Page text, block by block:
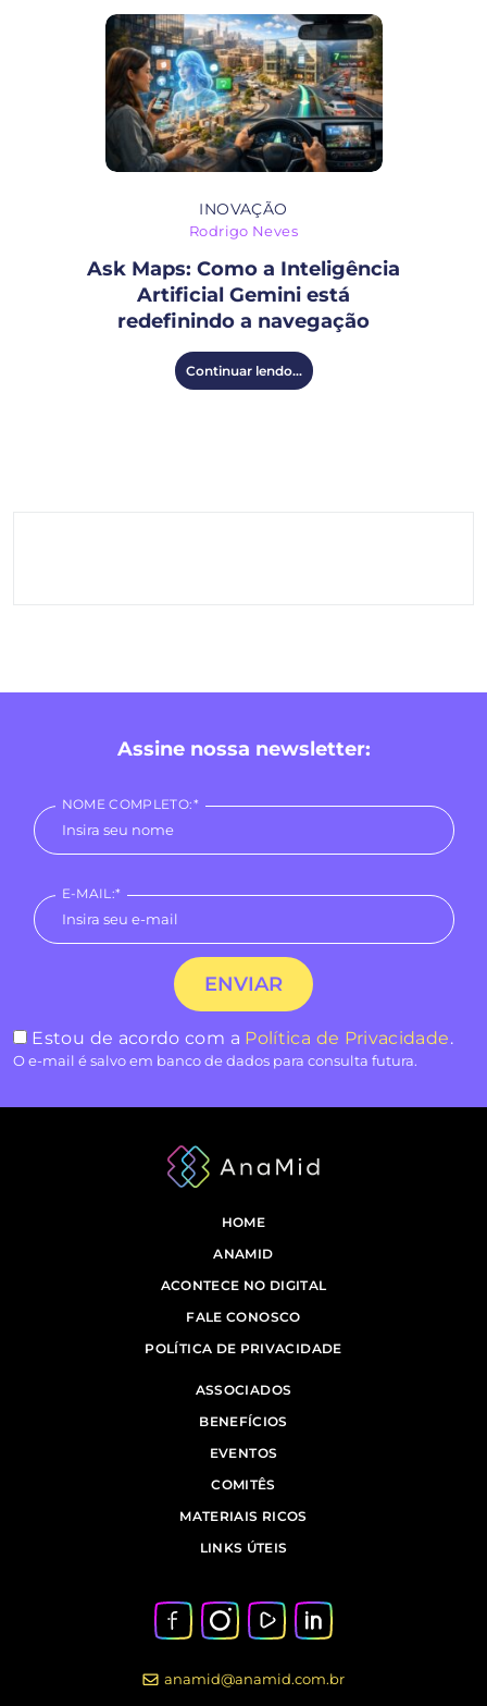
INOVAÇÃO
Rodrigo Neves
Ask Maps: Como a Inteligência
Artificial Gemini está
redefinindo a navegação
Continuar lendo...
Assine nossa newsletter:
NOME COMPLETO:*
E-MAIL:*
Estou de acordo com a Política de Privacidade.
O e-mail é salvo em banco de dados para consulta futura.
HOME
ANAMID
ACONTECE NO DIGITAL
FALE CONOSCO
POLÍTICA DE PRIVACIDADE
ASSOCIADOS
BENEFÍCIOS
EVENTOS
COMITÊS
MATERIAIS RICOS
LINKS ÚTEIS
anamid@anamid.com.br